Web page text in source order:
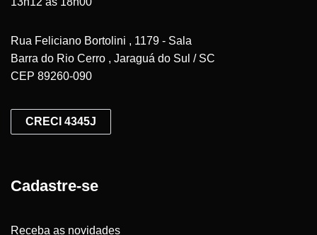
Rua Feliciano Bortolini , 1179 - Sala
Barra do Rio Cerro , Jaraguá do Sul / SC
CEP 89260-090
CRECI 4345J
Cadastre-se
Receba as novidades